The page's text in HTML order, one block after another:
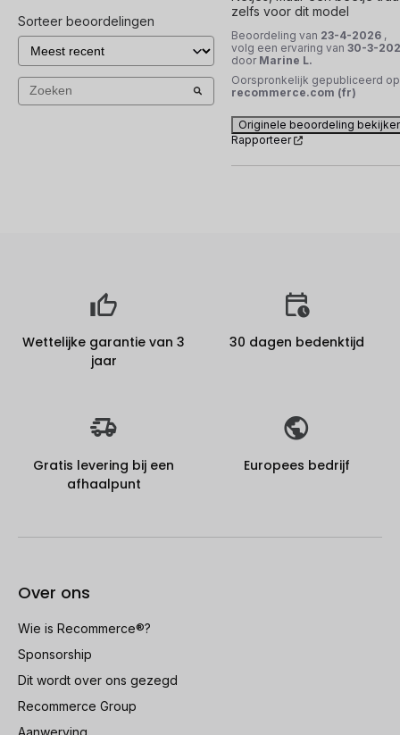
Sorteer beoordelingen
zelfs voor dit model
Beoordeling van 23-4-2026 ,
volg een ervaring van 30-3-
door Marine L.
Oorspronkelijk gepubliceerd op
recommerce.com (fr)
Originele beoordeling
Rapporteer
Wettelijke garantie van 3
jaar
30 dagen bedenktijd
Gratis levering bij een
afhaalpunt
Europees bedrijf
Over ons
Wie is Recommerce®?
Sponsorship
Dit wordt over ons gezegd
Recommerce Group
Aanwerving